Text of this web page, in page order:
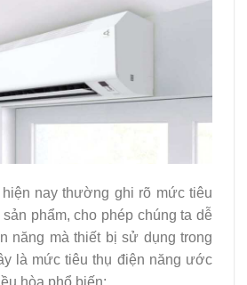
nay thường ghi rõ mức tiêu
phẩm, cho phép chúng ta dễ
năng mà thiết bị sử dụng trong
là mức tiêu thụ điện năng ước